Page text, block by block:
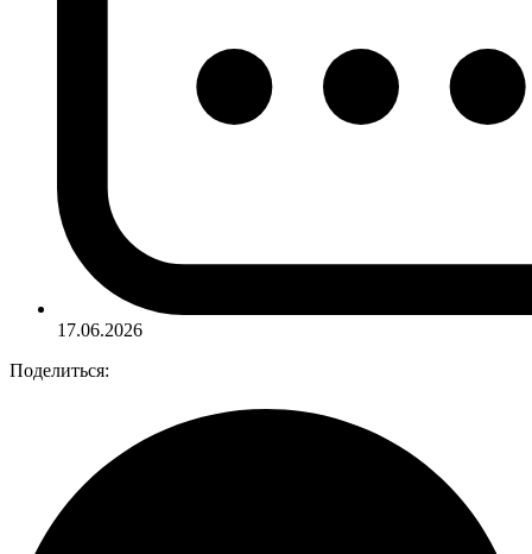
17.06.2026
Поделиться: